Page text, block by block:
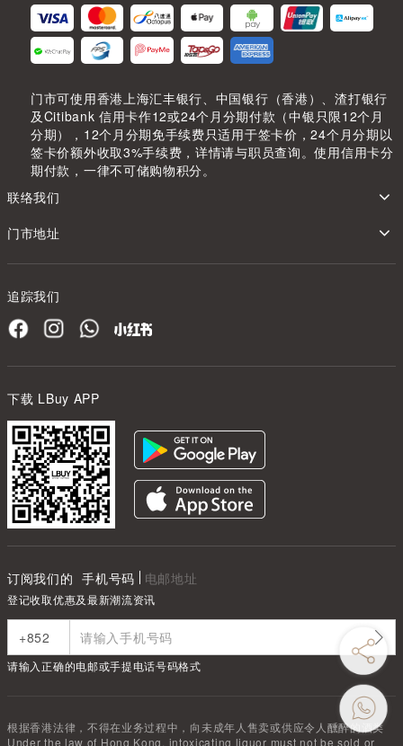
门市可使用香港上海汇丰银行、中国银行（香港）、渣打银行
及Citibank 信用卡作12或24个月分期付款（中银只限12个月
分期），12个月分期免手续费只适用于签卡价，24个月分期以
签卡价额外收取3%手续费，详情请与职员查询。使用信用卡分
期付款，一律不可储购物积分。
联络我们
门市地址
追踪我们
下载 LBuy APP
订阅我们的 手机号码 电邮地址
登记收取优惠及最新潮流资讯
请输入正确的电邮或手提电话号码格式
根据香港法律，不得在业务过程中，向未成年人售卖或供应令人醺醉的酒类
Under the law of Hong Kong, intoxicating liquor must not be sold or